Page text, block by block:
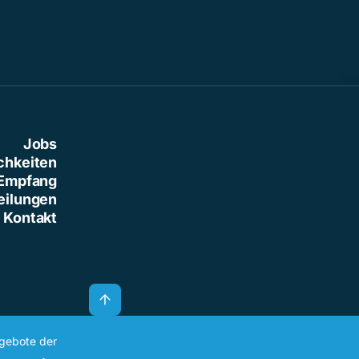
Jobs
Kontakt
der